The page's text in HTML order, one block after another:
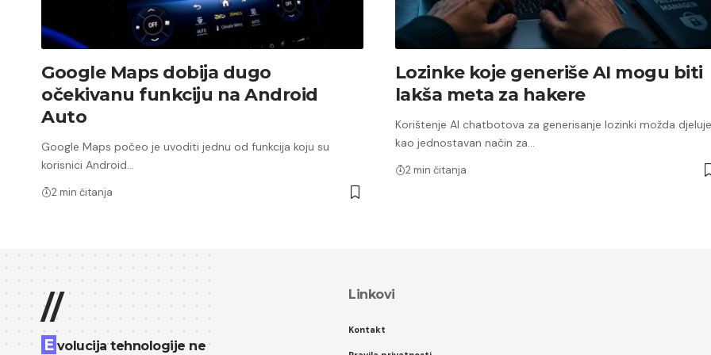
Google Maps dobija dugo
očekivanu funkciju na Android
Auto
Google Maps počeo je uvoditi jednu od funkcija koju su
korisnici Android…
2 min čitanja
Lozinke koje generiše AI mogu biti
lakša meta za hakere
Korištenje AI chatbotova za generisanje lozinki možda djeluje
kao jednostavan način za…
2 min čitanja
//
E volucija tehnologije ne
Linkovi
Kontakt